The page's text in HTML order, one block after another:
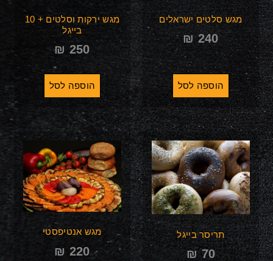
מגש סלטים ישראלים
₪ 240
הוספה לסל
מגש ירקות וסלטים + 10
בייגל
₪ 250
הוספה לסל
תריסר בייגל
₪70
מגש אנטיפסטי
₪ 220